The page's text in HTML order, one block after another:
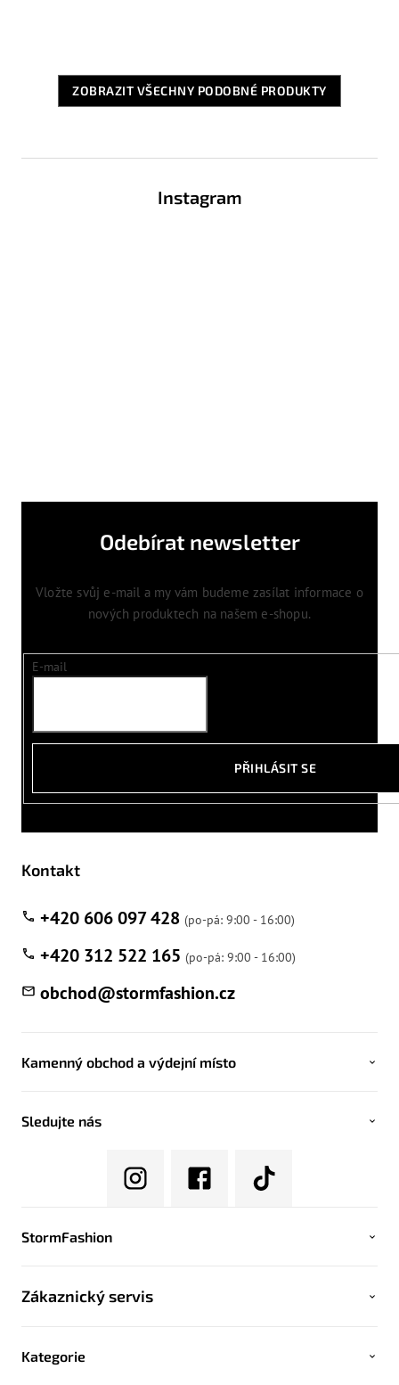
ZOBRAZIT VŠECHNY PODOBNÉ PRODUKTY
Instagram
Odebírat newsletter
Vložte svůj e-mail a my vám budeme zasílat informace o
nových produktech na našem e-shopu.
E-mail
PŘIHLÁSIT SE
Kontakt
obchod@stormfashion.cz
+420 606 097 428
+420 312 522 165
Kamenný obchod a výdejní místo
Sledujte nás
StormFashion
Zákaznický servis
Kategorie